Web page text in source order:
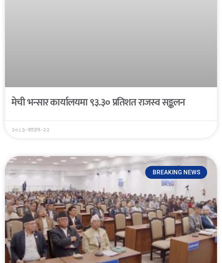
मेची भन्सार कार्यालयमा ९३.३० प्रतिशत राजस्व सङ्कलन
२०८३-साउन-२२
BREAKING NEWS